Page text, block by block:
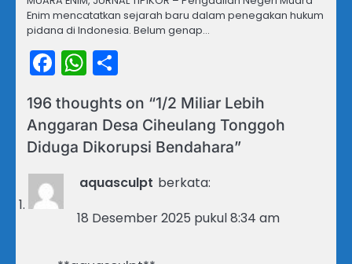
Enim mencatatkan sejarah baru dalam penegakan hukum
pidana di Indonesia. Belum genap…
Facebook
WhatsApp
196 thoughts on “1/2 Miliar Lebih
Anggaran Desa Ciheulang Tonggoh
Diduga Dikorupsi Bendahara”
aquasculpt berkata:
18 Desember 2025 pukul 8:34 am